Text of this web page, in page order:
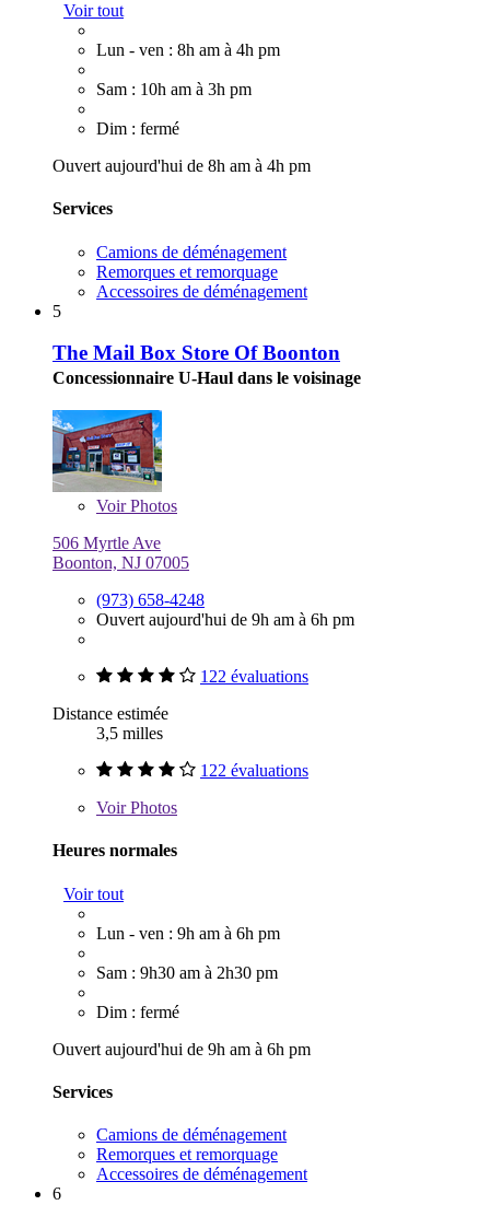
Voir tout
Lun - ven : 8h am à 4h pm
Sam : 10h am à 3h pm
Dim : fermé
Ouvert aujourd'hui de 8h am à 4h pm
Services
Camions de déménagement
Remorques et remorquage
Accessoires de déménagement
5
The Mail Box Store Of Boonton
Concessionnaire U-Haul dans le voisinage
VoirPhotos
506 Myrtle Ave
Boonton, NJ 07005
(973) 658-4248
Ouvert aujourd'hui de 9h am à 6h pm
122 évaluations
Distance estimée
3,5 milles
122 évaluations
VoirPhotos
Heures normales
Voir tout
Lun - ven : 9h am à 6h pm
Sam : 9h30 am à 2h30 pm
Dim : fermé
Ouvert aujourd'hui de 9h am à 6h pm
Services
Camions de déménagement
Remorques et remorquage
Accessoires de déménagement
6